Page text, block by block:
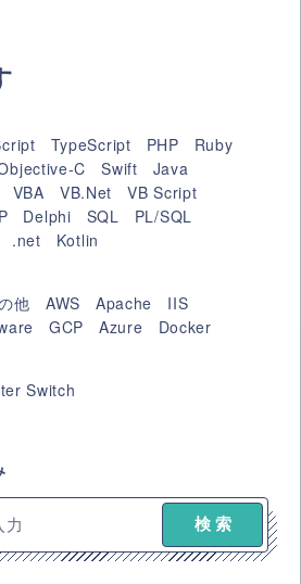
TypeScript PHP
Ruby
C Swift
Java
VBA VB.Net
VB Script
Delphi SQL
PL/SQL
.net
Kotlin
他 AWS Apache
IIS
GCP Azure
Docker
Switch